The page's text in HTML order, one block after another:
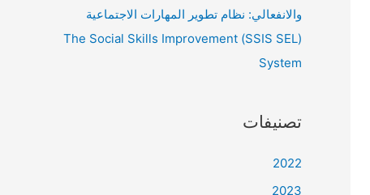
والانفعالي: نظام تطوير المهارات الاجتماعية
(SSIS SEL) The Social Skills Improvement
System
تصنيفات
2022
2023